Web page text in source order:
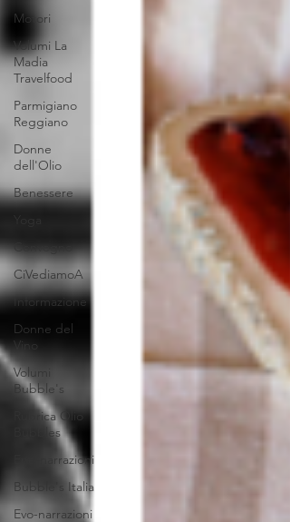
Motori
Volumi La
Madia
Travelfood
Parmigiano
Reggiano
Donne
dell'Olio
Benessere
Convegno
CiVediamoA
Informazione
Donne del
Vino
Volumi
Bubble's
Rubrica Olio
Bubbles
Eno-narrazioni
Bubble's Italia
Evo-narrazioni